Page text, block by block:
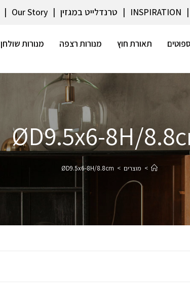
INSPIRATION טרנדלייט במגזין Our Story
ספוטים תאורת חוץ מנורות רצפה מנורות שולחן
ØD9.5x6-8H/
> מוצרים >
ØD9.5x6-8H/8.8cm